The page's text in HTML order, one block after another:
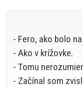
- Fero, ako bolo
- Ako v krížovke.
- Tomu
- Začínal som